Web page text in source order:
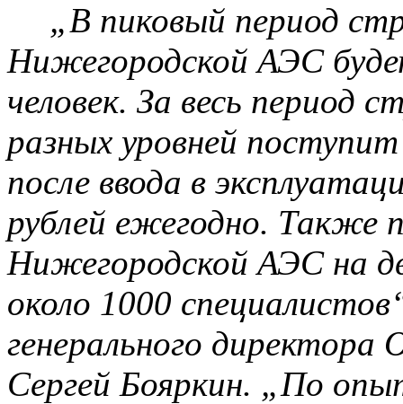
„В пиковый период
Нижегородской АЭС
человек. За весь
разных уровней
после ввода в
рублей ежегодно. Также
Нижегородской АЭС на
около 1000
генерального
Сергей Бояркин. „По